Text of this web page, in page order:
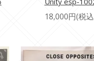
18,000円(税